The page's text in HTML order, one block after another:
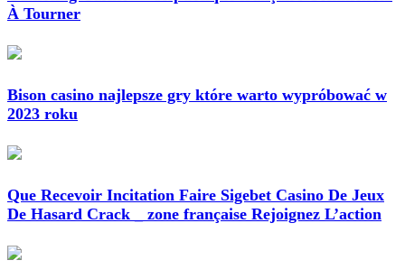
À Tourner
Bison casino najlepsze gry które warto wypróbować w
2023 roku
Que Recevoir Incitation Faire Sigebet Casino De Jeux
De Hasard Crack _ zone française Rejoignez L’action